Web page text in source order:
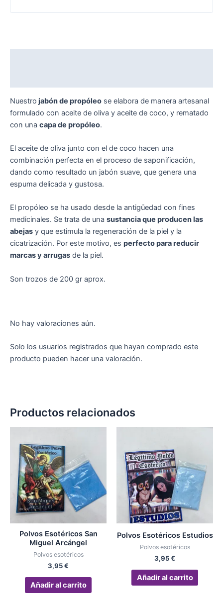
Nuestro jabón de propóleo se elabora de manera artesanal
formulado con aceite de oliva y aceite de coco, y rematado
con una capa de propóleo.
El aceite de oliva junto con el de coco hacen una
combinación perfecta en el proceso de saponificación,
dando como resultado un jabón suave, que genera una
espuma delicada y gustosa.
El propóleo se ha usado desde la antigüedad con fines
medicinales. Se trata de una sustancia que producen las
abejas y que estimula la regeneración de la piel y la
cicatrización. Por este motivo, es perfecto para reducir
marcas y arrugas de la piel.
Son trozos de 200 gr aprox.
No hay valoraciones aún.
Solo los usuarios registrados que hayan comprado este
producto pueden hacer una valoración.
Productos relacionados
Polvos Esotéricos San
Miguel Arcángel
Polvos esotéricos
3,95€
Añadir al carrito
Polvos Esotéricos Estudios
Polvos esotéricos
3,95€
Añadir al carrito